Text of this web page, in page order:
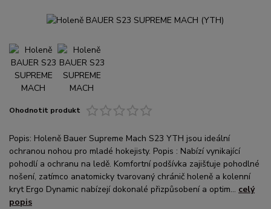
Ohodnotit produkt
Popis: Holeně Bauer Supreme Mach S23 YTH jsou ideální
ochranou nohou pro mladé hokejisty. Popis : Nabízí vynikající
pohodlí a ochranu na ledě. Komfortní podšívka zajišťuje pohodlné
nošení, zatímco anatomicky tvarovaný chránič holeně a kolenní
kryt Ergo Dynamic nabízejí dokonalé přizpůsobení a optim... celý
popis